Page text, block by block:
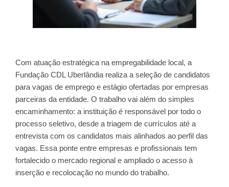
Com atuação estratégica na empregabilidade local, a
Fundação CDL Uberlândia realiza a seleção de candidatos
para vagas de emprego e estágio ofertadas por empresas
parceiras da entidade. O trabalho vai além do simples
encaminhamento: a instituição é responsável por todo o
processo seletivo, desde a triagem de currículos até a
entrevista com os candidatos mais alinhados ao perfil das
vagas. Essa ponte entre empresas e profissionais tem
fortalecido o mercado regional e ampliado o acesso à
inserção e recolocação no mundo do trabalho.